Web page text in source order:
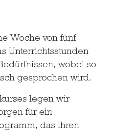
Woche von fünf
Unterrichtsstunden
wobei so
gesprochen wird.
legen wir
für ein
das Ihren